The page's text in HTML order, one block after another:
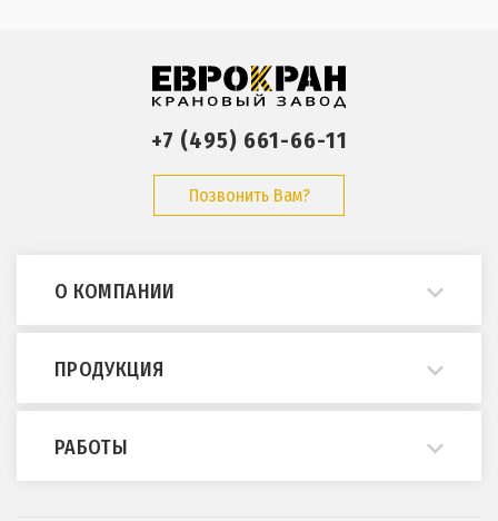
+7 (495) 661-66-11
Позвонить Вам?
О КОМПАНИИ
О нас
Примеры работ
Опросные листы
ГОСТы и нормативы
ПРОДУКЦИЯ
Мостовые краны
Кран-балки
РАБОТЫ